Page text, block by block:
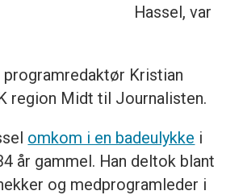
Hassel, var
programredaktør Kristian
region Midt til Journalisten.
omkom i en badeulykke i
år gammel. Han deltok blant
og medprogramleder i